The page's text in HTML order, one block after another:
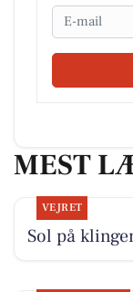
Email
MEST
VEJRET
Sol på